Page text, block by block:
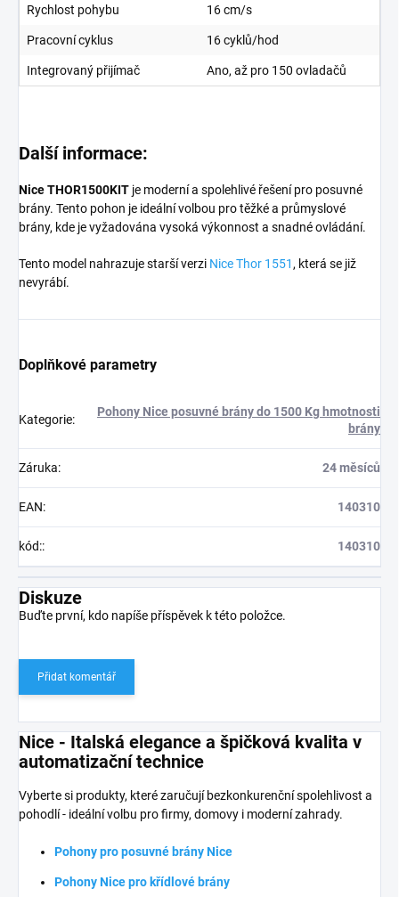
Rychlost pohybu 16 cm/s
Pracovní cyklus 16 cyklů/hod
Integrovaný přijímač Ano, až pro 150 ovladačů
Další informace:
Nice THOR1500KIT je moderní a spolehlivé řešení pro posuvné
brány. Tento pohon je ideální volbou pro těžké a průmyslové
brány, kde je vyžadována vysoká výkonnost a snadné ovládání.
Tento model nahrazuje starší verzi Nice Thor 1551, která se již
nevyrábí.
Doplňkové parametry
Kategorie:
Pohony Nice posuvné brány do 1500 Kg hmotnosti
brány
Záruka: 24 měsíců
EAN: 140310
kód:: 140310
Diskuze
Buďte první, kdo napíše příspěvek k této položce.
Přidat komentář
Nice - Italská elegance a špičková kvalita v
automatizační technice
Vyberte si produkty, které zaručují bezkonkurenční spolehlivost a
pohodlí - ideální volbu pro firmy, domovy i moderní zahrady.
Pohony pro posuvné brány Nice
Pohony Nice pro křídlové brány